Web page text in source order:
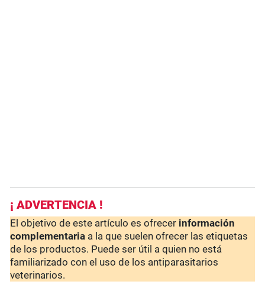
¡ ADVERTENCIA !
El objetivo de este artículo es ofrecer información
complementaria a la que suelen ofrecer las etiquetas
de los productos. Puede ser útil a quien no está
familiarizado con el uso de los antiparasitarios
veterinarios.